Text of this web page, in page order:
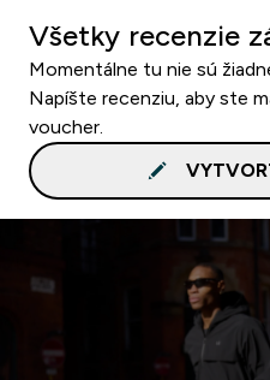
Všetky recenzie
Momentálne tu nie sú
Napíšte recenziu, aby ste
voucher.